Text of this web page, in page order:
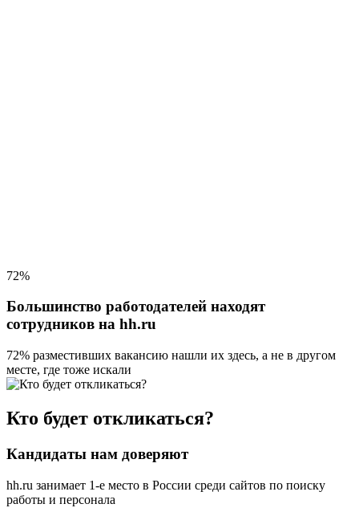
72%
Большинство работодателей находят
сотрудников на hh.ru
72% разместивших вакансию нашли их здесь, а не в другом
месте, где тоже искали
Кто будет откликаться?
Кандидаты нам доверяют
hh.ru занимает 1-е место в России среди сайтов по поиску
работы и персонала